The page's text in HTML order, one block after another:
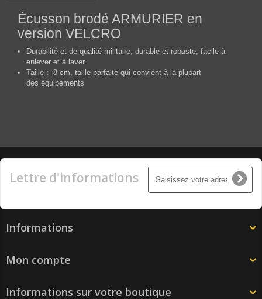
Écusson brodé ARMURIER en
version VELCRO
Durabilité et de qualité militaire, durable et robuste, facile à
enlever et à laver.
Taille : 8 cm, taille parfaite qui convient à la plupart
des équipements
Lettre d'informations
Informations
Mon compte
Informations sur votre boutique